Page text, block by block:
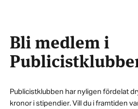
Bli medlem i
Publicistklubben har nyligen fördelat
kronor i stipendier. Vill du i framtiden